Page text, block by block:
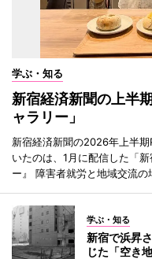
学ぶ・知る
新宿経済新聞の上半
ャラリー」
新宿経済新聞の2026年上半
いたのは、1月に配信した「
ー』 障害者就労と地域交流の
学ぶ・知る
新宿で浜昇
じた「空き